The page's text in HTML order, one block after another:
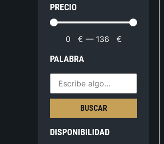
PRECIO
0 € — 136 €
PALABRA
BUSCAR
DISPONIBILIDAD